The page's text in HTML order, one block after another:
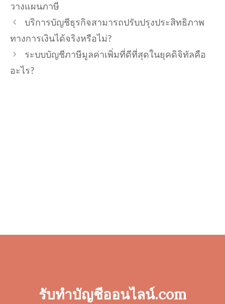
วางแผนภาษี
บริการบัญชีธุรกิจสามารถปรับปรุงประสิทธิภาพ
ทางการเงินได้จริงหรือไม่?
ระบบบัญชีภาษีมูลค่าเพิ่มที่ดีที่สุดในยุคดิจิทัลคือ
อะไร?
รับทำบัญชีออนไลน์.com